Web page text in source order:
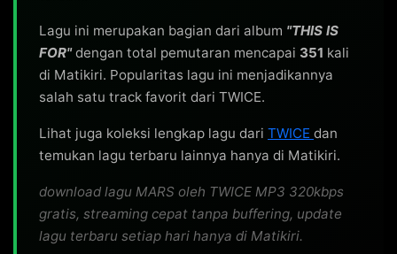
Lagu ini merupakan bagian dari album "THIS IS
FOR"dengan total pemutaran mencapai 351 kali
di Matikiri. Popularitas lagu ini menjadikannya
salah satu track favorit dari TWICE.
Lihat juga koleksi lengkap lagu dari TWICE dan
temukan lagu terbaru lainnya hanya di Matikiri.
download lagu MARS oleh TWICE MP3 320kbps
gratis, streaming cepat tanpa buffering, update
lagu terbaru setiap hari hanya di Matikiri.